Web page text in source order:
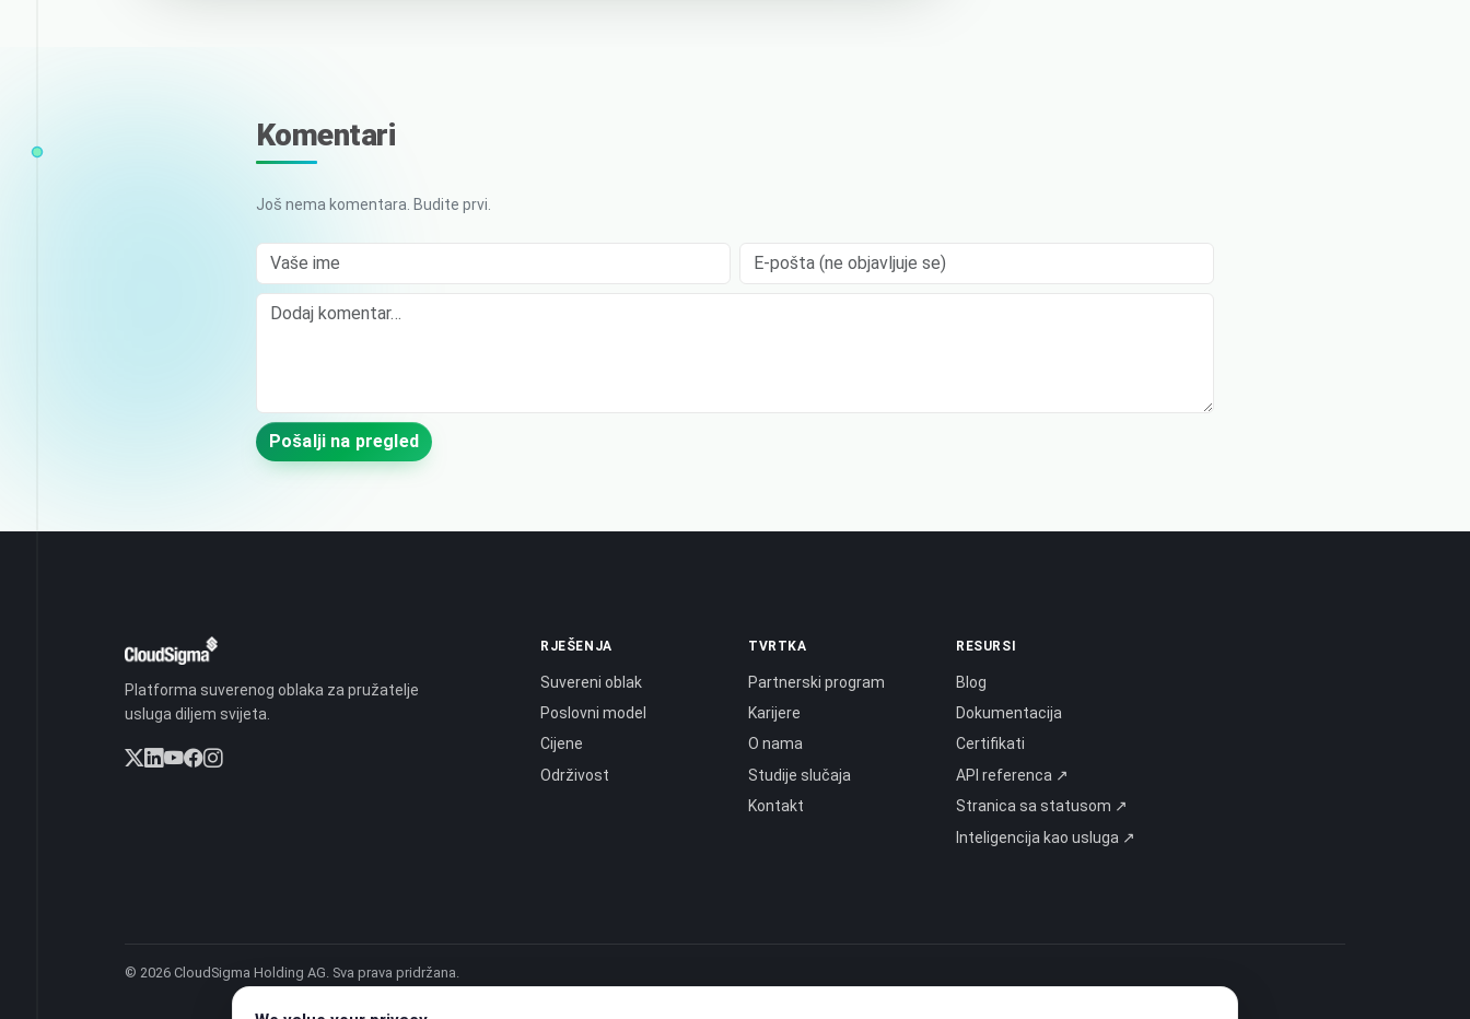
Komentari
Još nema komentara. Budite prvi.
Vaše ime E-pošta (ne objavljuje se)
Comment
Pošalji na pregled
Platforma suverenog oblaka za pružatelje
usluga diljem svijeta.
RJEŠENJA
Suvereni oblak
Poslovni model
Cijene
Održivost
TVRTKA
Partnerski program
Karijere
O nama
Studije slučaja
Kontakt
RESURSI
Blog
Dokumentacija
Certifikati
API referenca ↗
Stranica sa statusom ↗
Inteligencija kao usluga ↗
© 2026 CloudSigma Holding AG. Sva prava pridržana